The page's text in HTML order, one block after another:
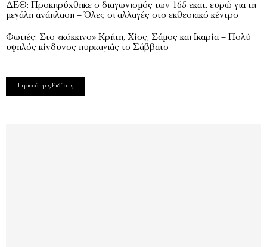
ΔΕΘ: Προκηρύχθηκε ο διαγωνισμός των 165 εκατ. ευρώ για τη
μεγάλη ανάπλαση – Όλες οι αλλαγές στο εκθεσιακό κέντρο
Φωτιές: Στο «κόκκινο» Κρήτη, Χίος, Σάμος και Ικαρία – Πολύ
υψηλός κίνδυνος πυρκαγιάς το Σάββατο
Περισσότερες Ειδήσεις